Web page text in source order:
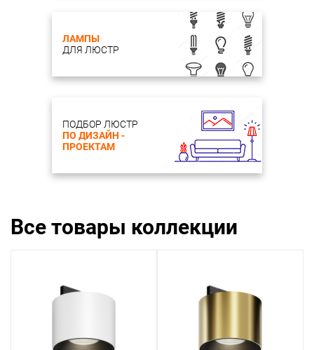
ЛАМПЫ
ДЛЯ ЛЮСТР
ПОДБОР ЛЮСТР
ПО ДИЗАЙН -
ПРОЕКТАМ
Все товары коллекции